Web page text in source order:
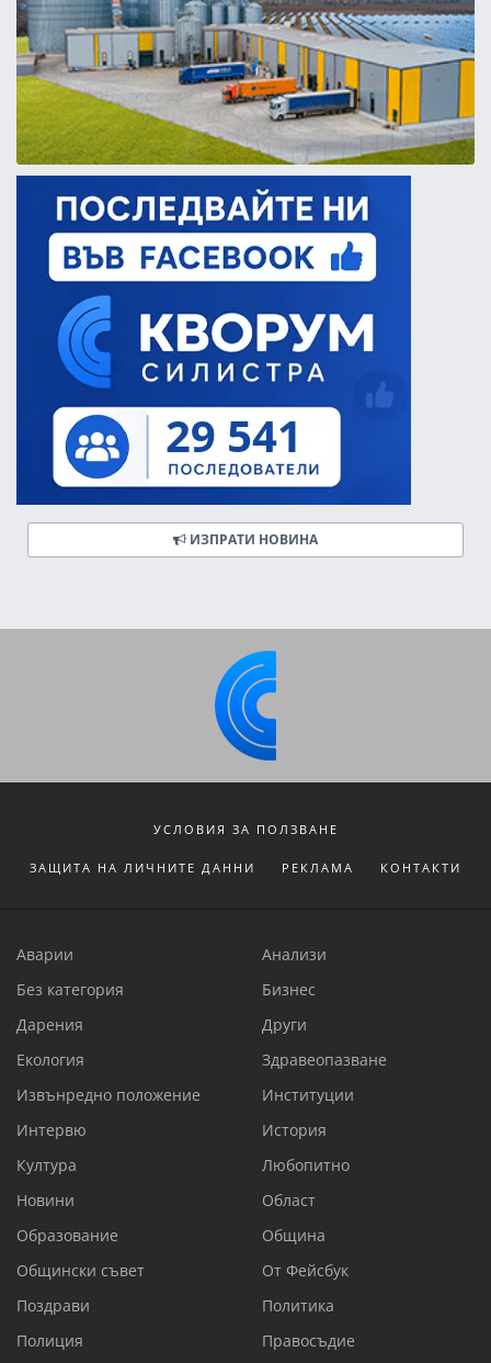
ИЗПРАТИ НОВИНА
УСЛОВИЯ ЗА ПОЛЗВАНЕ
ЗАЩИТА НА ЛИЧНИТЕ ДАННИ РЕКЛАМА КОНТАКТИ
Аварии
Анализи
Без категория
Бизнес
Дарения
Други
Екология
Здравеопазване
Извънредно положение
Институции
Интервю
История
Култура
Любопитно
Новини
Област
Образование
Община
Общински съвет
От Фейсбук
Поздрави
Политика
Полиция
Правосъдие